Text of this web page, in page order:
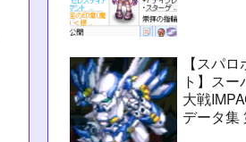
【スパ
ト】ス
大戦
データ集